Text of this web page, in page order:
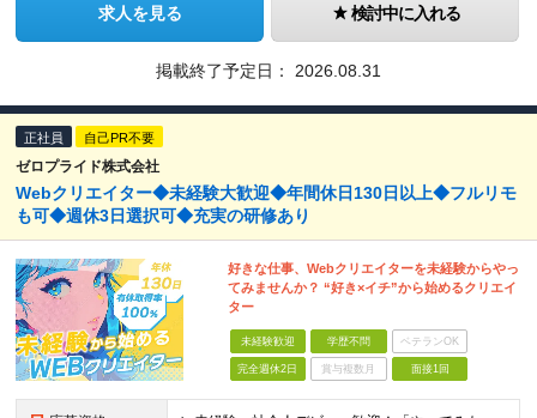
求人を見る 検討中に入れる
掲載終了予定日： 2026.08.31
正社員 自己PR不要
ゼロプライド株式会社
Webクリエイター◆未経験大歓迎◆年間休日130日以上◆フルリモ
も可◆週休3日選択可◆充実の研修あり
好きな仕事、Webクリエイターを未経験からやっ
てみませんか？ “好き×イチ”から始めるクリエイ
ター
未経験歓迎 学歴不問 ベテランOK
完全週休2日 賞与複数月 面接1回